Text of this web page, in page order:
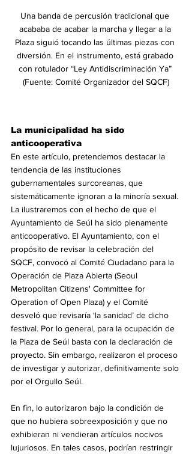
﻿Una banda de percusión tradicional que
acababa de acabar la marcha y llegar a la
Plaza siguió tocando las últimas piezas con
diversión. En el instrumento, está grabado
con rotulador “Ley Antidiscriminación Ya”
(Fuente: Comité Organizador del SQCF)
La municipalidad ha sido
anticooperativa
En este artículo, pretendemos destacar la
tendencia de las instituciones
gubernamentales surcoreanas, que
sistemáticamente ignoran a la minoría sexual.
La ilustraremos con el hecho de que el
Ayuntamiento de Seúl ha sido plenamente
anticooperativo. El Ayuntamiento, con el
propósito de revisar la celebración del
SQCF, convocó al Comité Ciudadano para la
Operación de Plaza Abierta (Seoul
Metropolitan Citizens' Committee for
Operation of Open Plaza) y el Comité
desveló que revisaría ‘la sanidad’ de dicho
festival. Por lo general, para la ocupación de
la Plaza de Seúl basta con la declaración de
proyecto. Sin embargo, realizaron el proceso
de investigar y autorizar, definitivamente solo
por el Orgullo Seúl.
En fin, lo autorizaron bajo la condición de
que no hubiera sobreexposición y que no
exhibieran ni vendieran artículos nocivos
lujuriosos. En tales casos, podrían restringir